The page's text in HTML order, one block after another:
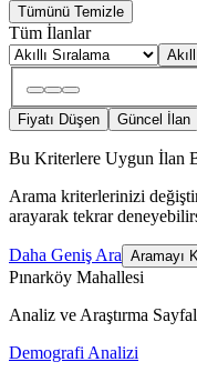
Tümünü Temizle
Tüm İlanlar
Fiyatı Düşen Güncel İlan
Bu Kriterlere Uygun İlan
Arama kriterlerinizi
arayarak tekrar
Daha Geniş Ara Aramayı
Pınarköy Mahallesi
Analiz ve Araştırma
Demografi Analizi